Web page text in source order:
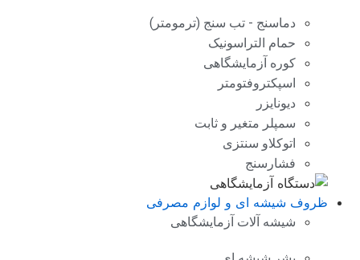
دماسنج - تب سنج (ترمومتر)
حمام التراسونیک
کوره آزمایشگاهی
اسپکتروفتومتر
دیونایزر
سمپلر متغیر و ثابت
اتوکلاو سنتزی
فشارسنج
ظروف شیشه ای و لوازم مصرفی
شیشه آلات آزمایشگاهی